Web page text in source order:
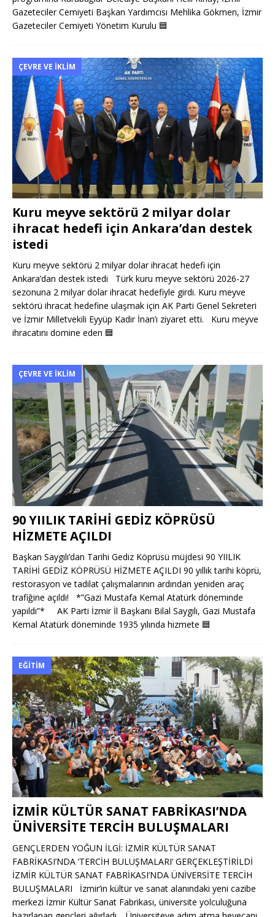
Gazeteciler Cemiyeti Başkan Yardımcısı Mehlika Gökmen, İzmir
Gazeteciler Cemiyeti Yönetim Kurulu 🟦
ÇEVRE VE İKLIM
Kuru meyve sektörü 2 milyar dolar
ihracat hedefi için Ankara’dan destek
istedi
Kuru meyve sektörü 2 milyar dolar ihracat hedefi için
Ankara’dan destek istedi Türk kuru meyve sektörü 2026-27
sezonuna 2 milyar dolar ihracat hedefiyle girdi. Kuru meyve
sektörü ihracat hedefine ulaşmak için AK Parti Genel Sekreteri
ve İzmir Milletvekili Eyyüp Kadir İnan’ı ziyaret etti. Kuru meyve
ihracatını domine eden 🟦
ÇEVRE VE İKLIM
90 YIILIK TARİHİ GEDİZ KÖPRÜSÜ
HİZMETE AÇILDI
Başkan Saygılı’dan Tarihi Gediz Köprüsü müjdesi 90 YIILIK
TARİHİ GEDİZ KÖPRÜSÜ HİZMETE AÇILDI 90 yıllık tarihi köprü,
restorasyon ve tadilat çalışmalarının ardından yeniden araç
trafiğine açıldı! *”Gazi Mustafa Kemal Atatürk döneminde
yapıldı”* AK Parti İzmir İl Başkanı Bilal Saygılı, Gazi Mustafa
Kemal Atatürk döneminde 1935 yılında hizmete 🟦
EĞITIM
İZMİR KÜLTÜR SANAT FABRİKASI’NDA
ÜNİVERSİTE TERCİH BULUŞMALARI
GENÇLERDEN YOĞUN İLGİ: İZMİR KÜLTÜR SANAT
FABRİKASI’NDA ‘TERCİH BULUŞMALARI’ GERÇEKLEŞTİRİLDİ
İZMİR KÜLTÜR SANAT FABRİKASI’NDA ÜNİVERSİTE TERCİH
BULUŞMALARI İzmir’in kültür ve sanat alanındaki yeni cazibe
merkezi İzmir Kültür Sanat Fabrikası, üniversite yolculuğuna